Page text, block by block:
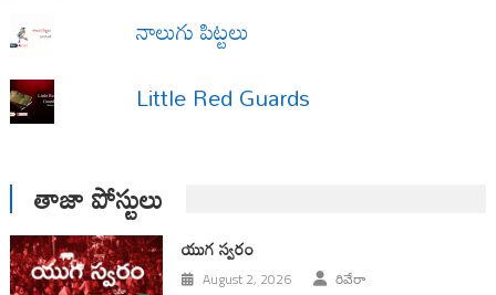
నాలుగు పిట్టలు
Little Red Guards
తాజా పోస్టులు
యుగ స్వ‌రం
August 2, 2026 రివేరా